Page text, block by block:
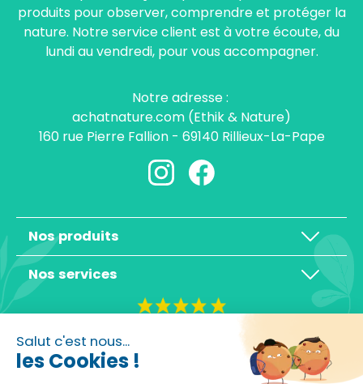
Salut c'est nous...
les Cookies !
produits pour observer, comprendre et protéger la
nature. Notre service client est à votre écoute, du
lundi au vendredi, pour vous accompagner.
Notre adresse :
achatnature.com (Ethik & Nature)
160 rue Pierre Fallion - 69140 Rillieux-La-Pape
Nos produits
Nos services